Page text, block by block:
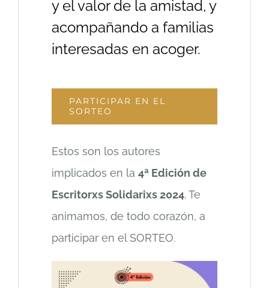
y el valor de la amistad, y
acompañando a familias
interesadas en acoger.
PARTICIPAR EN EL
SORTEO
Estos son los autores
implicados en la 4ª Edición de
Escritorxs Solidarixs 2024. Te
animamos, de todo corazón, a
participar en el SORTEO.